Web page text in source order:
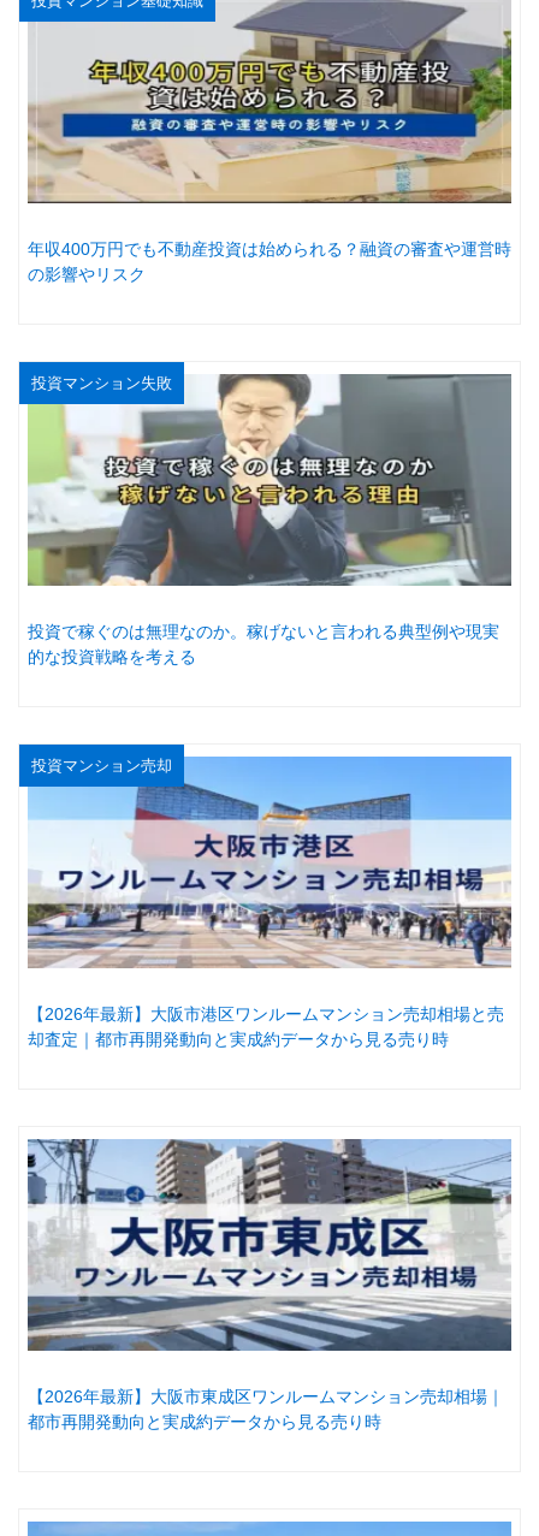
年収400万円でも不動産投資は始められる？融資の審査や運営時
の影響やリスク
投資マンション失敗
投資で稼ぐのは無理なのか。稼げないと言われる典型例や現実
的な投資戦略を考える
投資マンション売却
【2026年最新】大阪市港区ワンルームマンション売却相場と売
却査定｜都市再開発動向と実成約データから見る売り時
【2026年最新】大阪市東成区ワンルームマンション売却相場｜
都市再開発動向と実成約データから見る売り時